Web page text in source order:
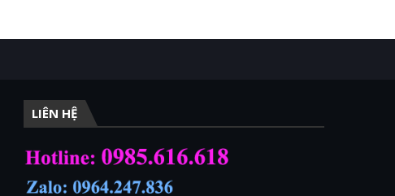
LIÊN HỆ